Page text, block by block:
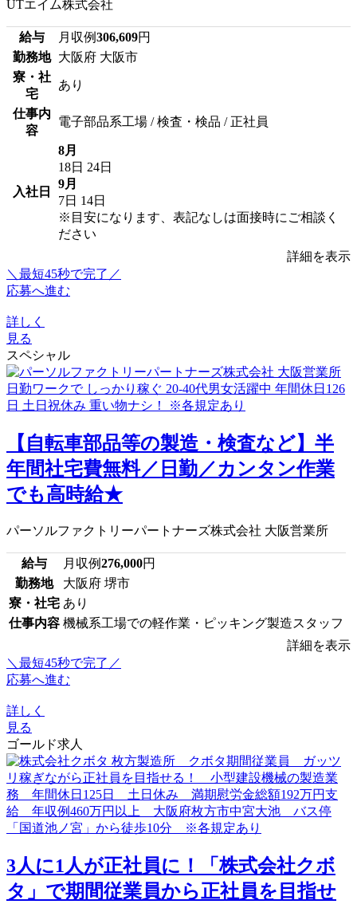
UTエイム株式会社
給与 月収例306,609円
勤務地 大阪府 大阪市
寮・社
宅
あり
仕事内
容
電子部品系工場 / 検査・検品 / 正社員
入社日
8月
18日 24日
9月
7日 14日
※目安になります、表記なしは面接時にご相談く
ださい
詳細を表示
＼最短45秒で完了／
応募へ進む
詳しく
見る
スペシャル
【自転車部品等の製造・検査など】半
年間社宅費無料／日勤／カンタン作業
でも高時給★
パーソルファクトリーパートナーズ株式会社 大阪営業所
給与 月収例276,000円
勤務地
大阪府 堺市
寮・社宅 あり
仕事内容 機械系工場での軽作業・ピッキング製造スタッフ
詳細を表示
＼最短45秒で完了／
応募へ進む
詳しく
見る
ゴールド求人
3人に1人が正社員に！「株式会社クボ
タ」で期間従業員から正社員を目指せ